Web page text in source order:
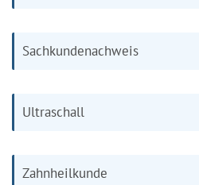
Sachkundenachweis
Ultraschall
Zahnheilkunde